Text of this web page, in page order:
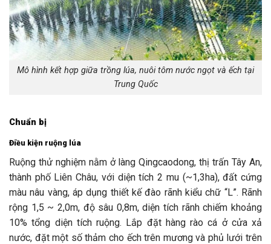
Mô hình kết hợp giữa trồng lúa, nuôi tôm nước ngọt và ếch tại
Trung Quốc
Chuẩn bị
Điều kiện ruộng lúa
Ruộng thử nghiệm nằm ở làng Qingcaodong, thị trấn Tây An,
thành phố Liên Châu, với diện tích 2 mu (~1,3ha), đất cứng
màu nâu vàng, áp dụng thiết kế đào rãnh kiểu chữ “L”. Rãnh
rộng 1,5 ~ 2,0m, độ sâu 0,8m, diện tích rãnh chiếm khoảng
10% tổng diện tích ruộng. Lắp đặt hàng rào cá ở cửa xả
nước, đặt một số thảm cho ếch trên mương và phủ lưới trên